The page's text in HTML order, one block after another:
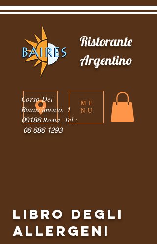
Ristorante
Argentino
ME
NU
Corso Del
Rinascimento, 1
00186 Roma. Tel.:
06 686 1293
libro degli
allergeni